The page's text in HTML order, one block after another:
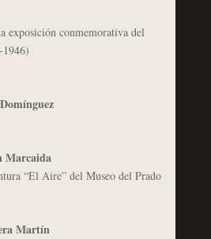
exposición conmemorativa del
Marcaida
“El Aire” del Museo del Prado
Martín